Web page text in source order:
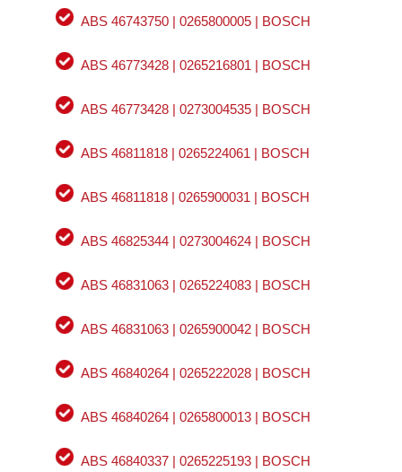
ABS 46743750 | 0265800005 | BOSCH
ABS 46773428 | 0265216801 | BOSCH
ABS 46773428 | 0273004535 | BOSCH
ABS 46811818 | 0265224061 | BOSCH
ABS 46811818 | 0265900031 | BOSCH
ABS 46825344 | 0273004624 | BOSCH
ABS 46831063 | 0265224083 | BOSCH
ABS 46831063 | 0265900042 | BOSCH
ABS 46840264 | 0265222028 | BOSCH
ABS 46840264 | 0265800013 | BOSCH
ABS 46840337 | 0265225193 | BOSCH